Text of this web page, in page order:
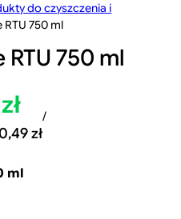
do czyszczenia i
750 ml
750 ml
zł
zł
/
ml